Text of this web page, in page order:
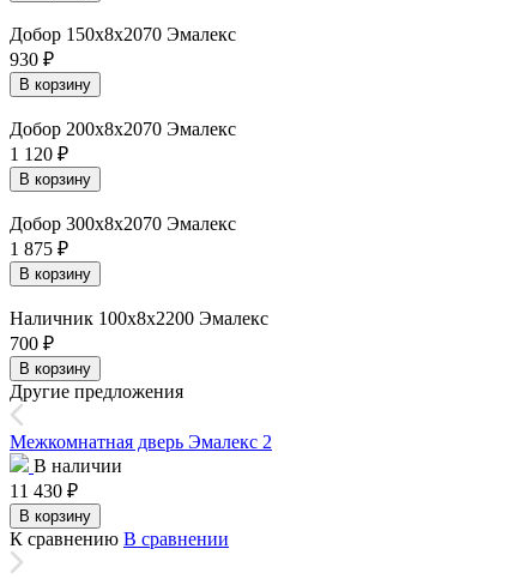
Добор 150х8х2070 Эмалекс
930 ₽
В корзину
Добор 200х8х2070 Эмалекс
1 120 ₽
В корзину
Добор 300х8х2070 Эмалекс
1 875 ₽
В корзину
Наличник 100х8х2200 Эмалекс
700 ₽
В корзину
Другие предложения
Межкомнатная дверь Эмалекс 2
В наличии
11 430 ₽
В корзину
К сравнению В сравнении